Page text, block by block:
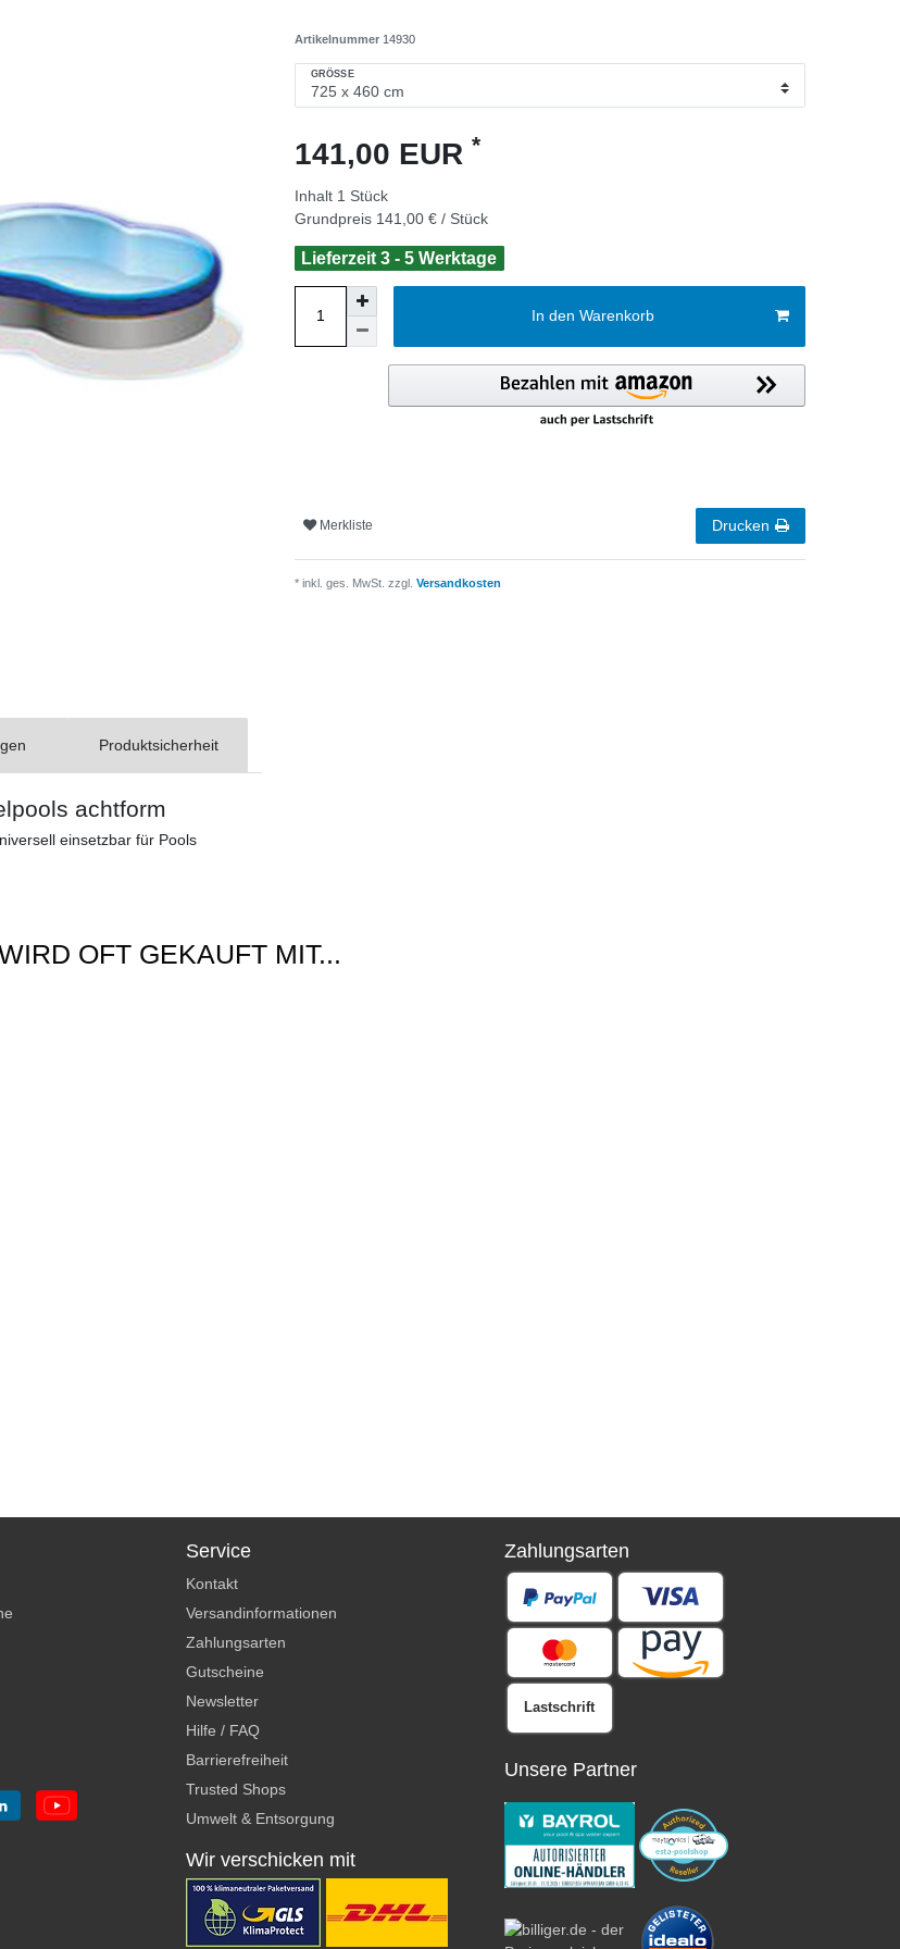
Artikelnummer 14930
GRÖSSE
141,00 EUR *
Inhalt 1 Stück
Grundpreis 141,00 € / Stück
Lieferzeit 3 - 5 Werktage
In den Warenkorb
Merkliste Drucken
* inkl. ges. MwSt. zzgl. Versandkosten
Produktsicherheit
achtform
einsetzbar für Pools
OFT GEKAUFT MIT...
Service
Kontakt
Versandinformationen
Zahlungsarten
Gutscheine
Newsletter
Hilfe / FAQ
Barrierefreiheit
Trusted Shops
Umwelt & Entsorgung
Wir verschicken mit
Zahlungsarten
Lastschrift
Unsere Partner